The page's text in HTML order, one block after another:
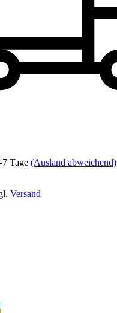
7 Tage (Ausland abweichend)
Versand